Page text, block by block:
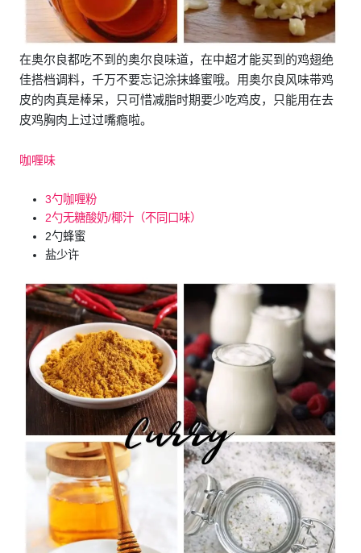
在奥尔良都吃不到的奥尔良味道，在中超才能买到的鸡翅绝
佳搭档调料，千万不要忘记涂抹蜂蜜哦。用奥尔良风味带鸡
皮的肉真是棒呆，只可惜减脂时期要少吃鸡皮，只能用在去
皮鸡胸肉上过过嘴瘾啦。
咖喱味
3勺咖喱粉
2勺无糖酸奶/椰汁（不同口味）
2勺蜂蜜
盐少许